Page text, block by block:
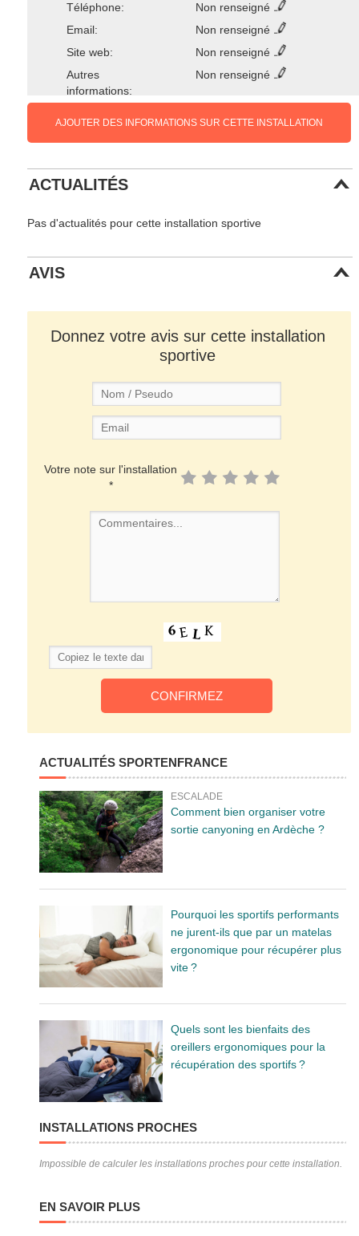
Téléphone:
Non renseigné
Email:
Non renseigné
Site web:
Non renseigné
Autres
informations:
Non renseigné
AJOUTER DES INFORMATIONS SUR CETTE INSTALLATION
ACTUALITÉS
Pas d'actualités pour cette installation sportive
AVIS
Donnez votre avis sur cette installation
sportive
Votre note sur l'installation
*
ACTUALITÉS SPORTENFRANCE
ESCALADE
Comment bien organiser votre
sortie canyoning en Ardèche ?
Pourquoi les sportifs performants
ne jurent-ils que par un matelas
ergonomique pour récupérer plus
vite ?
Quels sont les bienfaits des
oreillers ergonomiques pour la
récupération des sportifs ?
INSTALLATIONS PROCHES
Impossible de calculer les installations proches pour cette installation.
EN SAVOIR PLUS